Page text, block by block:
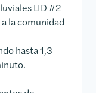
LID #2
la comunidad
hasta 1,3